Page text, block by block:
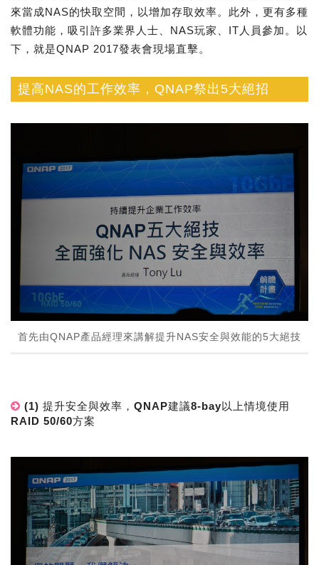
來當成NAS的快取空間，以增加存取效率。此外，更有多種
軟體功能，吸引許多業界人士、NAS玩家、IT人員參加。以
下，就是QNAP 2017發表會現場直擊。
提高NAS的工作效率，QNAP祭出5大絕招
首先由QNAP產品經理來講解提升NAS安全與效能的5大絕技
(1) 提升安全與效率，QNAP建議8-bay以上情境使用
RAID 50/60方案